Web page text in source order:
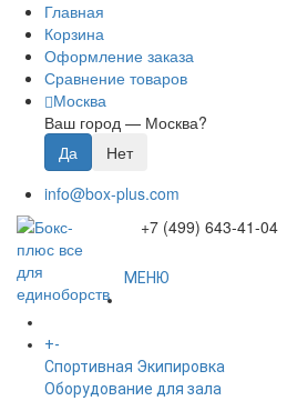
Главная
Корзина
Оформление заказа
Сравнение товаров
Москва
Ваш город — Москва?
info@box-plus.com
+7 (499) 643-41-04
МЕНЮ
+-
Спортивная Экипировка
Оборудование для зала